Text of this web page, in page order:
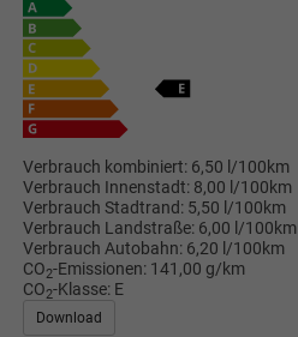
Verbrauch kombiniert: 6,50 l/100km
Verbrauch Innenstadt: 8,00 l/100km
Verbrauch Stadtrand: 5,50 l/100km
Verbrauch Landstraße: 6,00 l/100km
Verbrauch Autobahn: 6,20 l/100km
CO2-Emissionen: 141,00 g/km
CO2-Klasse: E
Download